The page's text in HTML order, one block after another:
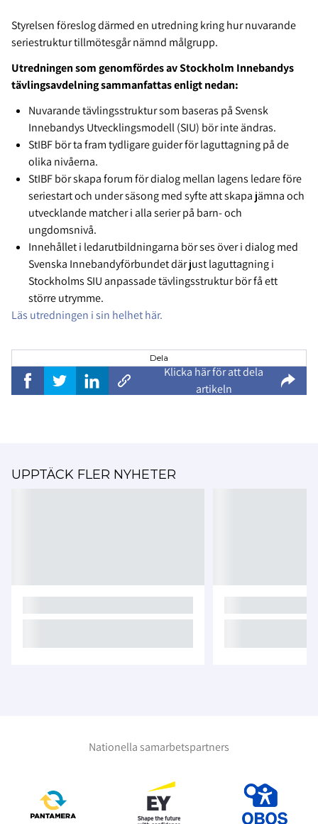
Styrelsen föreslog därmed en utredning kring hur nuvarande
seriestruktur tillmötesgår nämnd målgrupp.
Utredningen som genomfördes av Stockholm Innebandys
tävlingsavdelning sammanfattas enligt nedan:
Nuvarande tävlingsstruktur som baseras på Svensk
Innebandys Utvecklingsmodell (SIU) bör inte ändras.
StIBF bör ta fram tydligare guider för laguttagning på de
olika nivåerna.
StIBF bör skapa forum för dialog mellan lagens ledare före
seriestart och under säsong med syfte att skapa jämna och
utvecklande matcher i alla serier på barn- och
ungdomsnivå.
Innehållet i ledarutbildningarna bör ses över i dialog med
Svenska Innebandyförbundet där just laguttagning i
Stockholms SIU anpassade tävlingsstruktur bör få ett
större utrymme.
Läs utredningen i sin helhet här.
Dela
Klicka här för att dela
artikeln
UPPTÄCK FLER NYHETER
Nationella samarbetspartners